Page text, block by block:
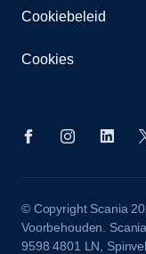
Cookiebeleid
Cookies
© Copyright Scania
Voorbehouden.
9598 4801 LN,